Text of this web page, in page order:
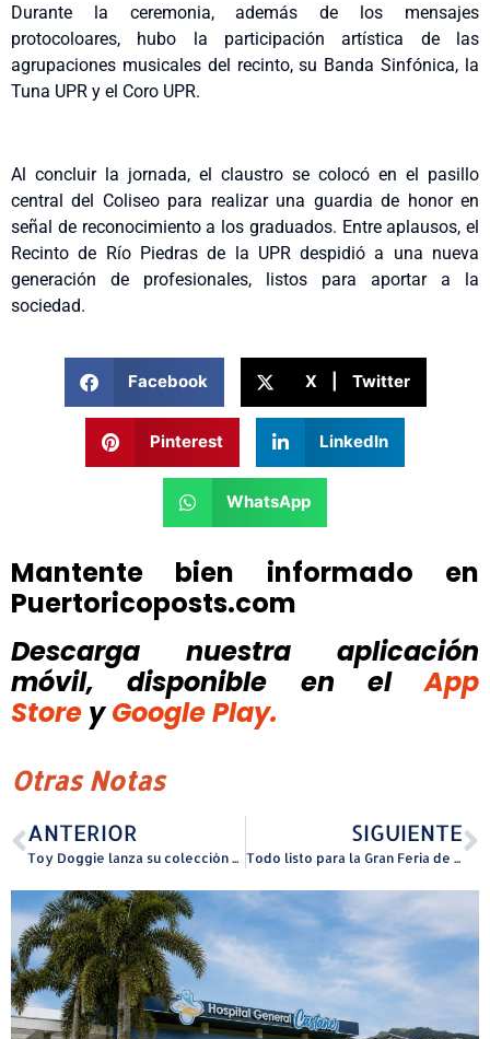
Durante la ceremonia, además de los mensajes
protocoloares, hubo la participación artística de las
agrupaciones musicales del recinto, su Banda Sinfónica, la
Tuna UPR y el Coro UPR.
Al concluir la jornada, el claustro se colocó en el pasillo
central del Coliseo para realizar una guardia de honor en
señal de reconocimiento a los graduados. Entre aplausos, el
Recinto de Río Piedras de la UPR despidió a una nueva
generación de profesionales, listos para aportar a la
sociedad.
Facebook X | Twitter
Pinterest LinkedIn
WhatsApp
Mantente bien informado en
Puertoricoposts.com
Descarga nuestra aplicación
móvil, disponible
en el
App
Store y Google Play.
Otras Notas
ANTERIOR
Toy Doggie lanza su colección de verano 2025 “Seguimos en P Fluffing R”
SIGUIENTE
Todo listo para la Gran Feria de Turismo Interno